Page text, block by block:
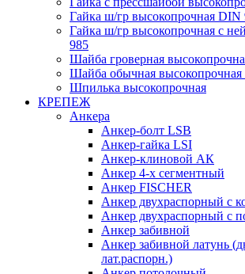
Гайка ш/гр высокопрочная DIN
Гайка ш/гр высокопрочная с
985
Шайба гроверная
Шайба обычная
Шпилька высокопрочная
КРЕПЕЖ
Анкера
Анкер-болт LSB
Анкер-гайка LSI
Анкер-клиновой АК
Анкер 4-х сегментный
Анкер FISCHER
Анкер двухраспорный с
Анкер двухраспорный с
Анкер забивной
Анкер забивной латунь
лат.распорн.)